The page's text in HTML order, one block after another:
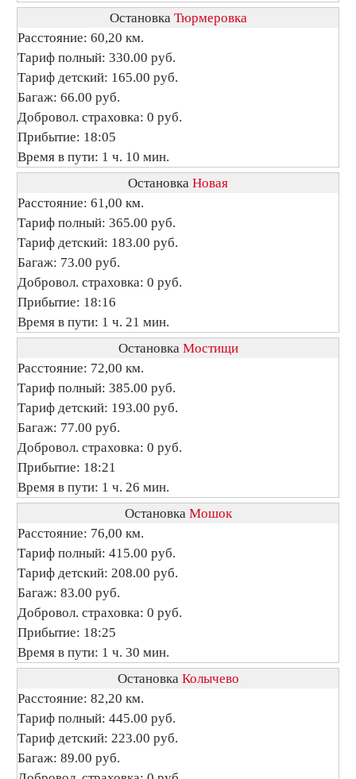
Остановка Тюрмеровка
Расстояние: 60,20 км.
Тариф полный: 330.00 руб.
Тариф детский: 165.00 руб.
Багаж: 66.00 руб.
Добровол. страховка: 0 руб.
Прибытие: 18:05
Время в пути: 1 ч. 10 мин.
Остановка Новая
Расстояние: 61,00 км.
Тариф полный: 365.00 руб.
Тариф детский: 183.00 руб.
Багаж: 73.00 руб.
Добровол. страховка: 0 руб.
Прибытие: 18:16
Время в пути: 1 ч. 21 мин.
Остановка Мостищи
Расстояние: 72,00 км.
Тариф полный: 385.00 руб.
Тариф детский: 193.00 руб.
Багаж: 77.00 руб.
Добровол. страховка: 0 руб.
Прибытие: 18:21
Время в пути: 1 ч. 26 мин.
Остановка Мошок
Расстояние: 76,00 км.
Тариф полный: 415.00 руб.
Тариф детский: 208.00 руб.
Багаж: 83.00 руб.
Добровол. страховка: 0 руб.
Прибытие: 18:25
Время в пути: 1 ч. 30 мин.
Остановка Колычево
Расстояние: 82,20 км.
Тариф полный: 445.00 руб.
Тариф детский: 223.00 руб.
Багаж: 89.00 руб.